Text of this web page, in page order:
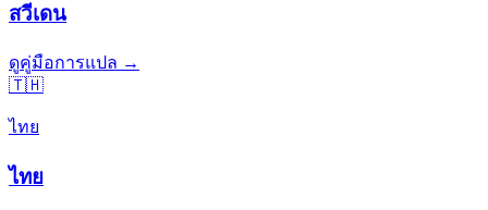
สวีเดน
ดูคู่มือการแปล →
🇹🇭
ไทย
ไทย